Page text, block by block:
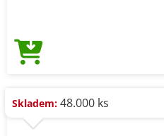
Skladem: 48.000 ks